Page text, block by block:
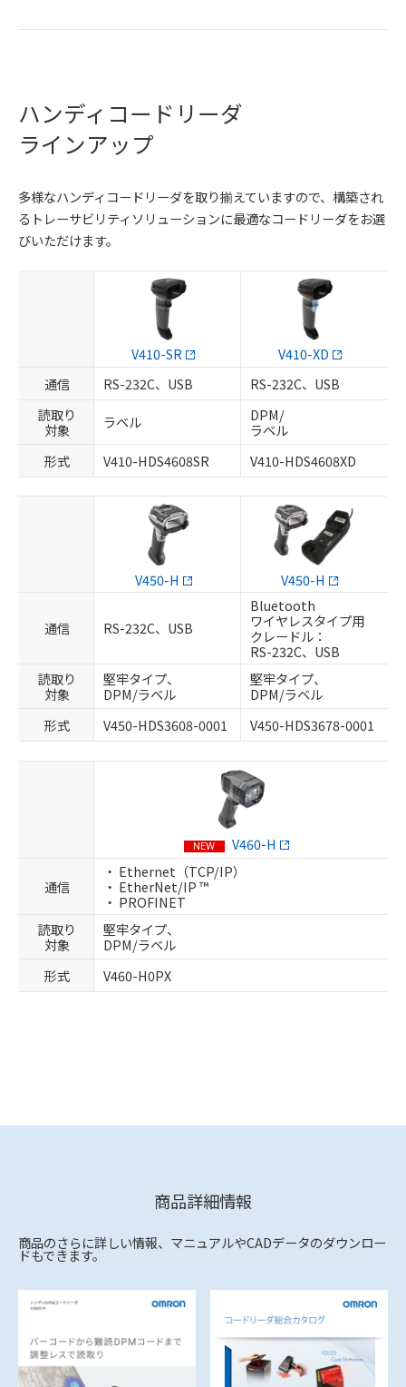
ハンディコードリーダ
ラインアップ
多様なハンディコードリーダを取り揃えていますので、構築され
るトレーサビリティソリューションに最適なコードリーダをお選
びいただけます。
V410-SR
V410-XD
通信
RS-232C、USB
RS-232C、USB
読取り
対象
ラベル
DPM/
ラベル
形式
V410-HDS4608SR V410-HDS4608XD
V450-H V450-H
通信 RS-232C、USB
Bluetooth
ワイヤレスタイプ用
クレードル：
RS-232C、USB
読取り
対象
堅牢タイプ、
DPM/ラベル
堅牢タイプ、
DPM/ラベル
形式
V450-HDS3608-0001 V450-HDS3678-0001
NEW V460-H
通信
・ Ethernet（TCP/IP）
・ EtherNet/IP ™
・ PROFINET
読取り
対象
堅牢タイプ、
DPM/ラベル
形式
V460-H0PX
商品詳細情報
商品のさらに詳しい情報、マニュアルやCADデータのダウンロー
ドもできます。